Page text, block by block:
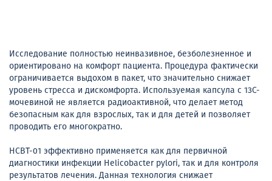
Исследование полностью неинвазивное, безболезненное и
ориентировано на комфорт пациента. Процедура фактически
ограничивается выдохом в пакет, что значительно снижает
уровень стресса и дискомфорта. Используемая капсула с 13C-
мочевиной не является радиоактивной, что делает метод
безопасным как для взрослых, так и для детей и позволяет
проводить его многократно.
HCBT-01 эффективно применяется как для первичной
диагностики инфекции Helicobacter pylori, так и для контроля
результатов лечения. Данная технология снижает